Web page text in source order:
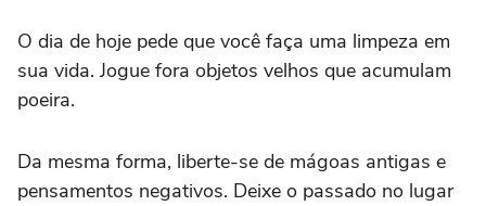
O dia de hoje pede que você faça uma limpeza em
sua vida. Jogue fora objetos velhos que acumulam
poeira.
Da mesma forma, liberte-se de mágoas antigas e
pensamentos negativos. Deixe o passado no lugar